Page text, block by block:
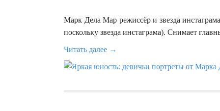
Марк Дела Мар режиссёр и звезда
поскольку звезда инстаграма). Снимает
Читать далее →